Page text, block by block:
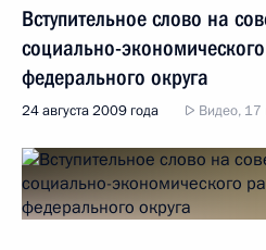
Вступительное слово на
социально-
федерального округа
24 августа 2009 года Видео, 17